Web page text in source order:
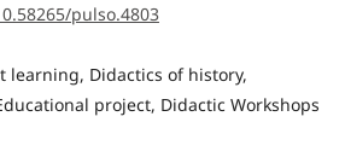
pulso.4803
learning, Didactics of history,
project, Didactic Workshops